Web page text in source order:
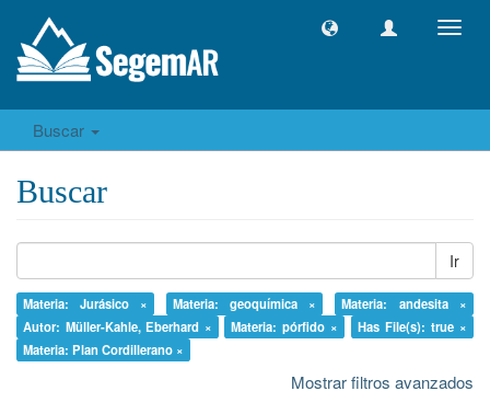
Buscar
Buscar
Ir
Materia: Jurásico × Materia: geoquímica ×
Materia: andesita ×
Autor: Müller-Kahle, Eberhard ×
Materia: pórfido ×
Has File(s): true ×
Materia: Plan Cordillerano ×
Mostrar filtros avanzados